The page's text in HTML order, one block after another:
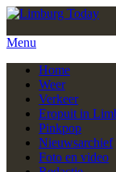
Menu
Home
Weer
Verkeer
Eropuit in
Pinkpop
Nieuwsarchief
Foto en video